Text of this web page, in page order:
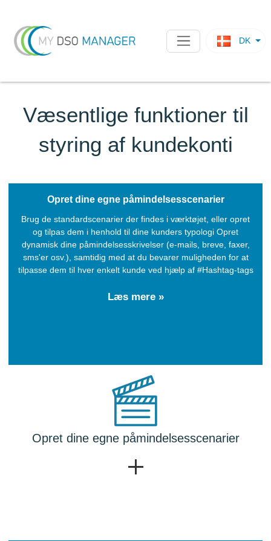
DK
Væsentlige funktioner til
styring af kundekonti
Opret dine egne påmindelsesscenarier
Brug de standardscenarier der findes i værktøjet, eller opret
og tilpas dem i henhold til dine kunders typologi Opret
dynamisk dine påmindelsesskrivelser (e-mails, breve, faxer,
sms'er osv.), samtidig med at du bevarer muligheden for at
tilpasse dem til hver enkelt kunde ved hjælp af #Hashtag-tags
Læs mere »
Opret dine egne påmindelsesscenarier